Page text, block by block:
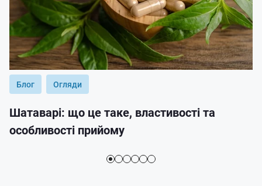
Блог Огляди
Шатаварі: що це таке, властивості та
особливості прийому